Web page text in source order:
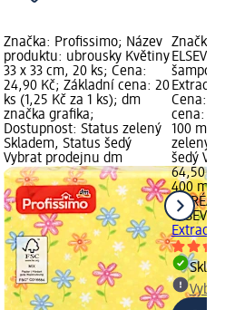
Značka: Profissimo; Název
produktu: ubrousky Květiny
33 x 33 cm, 20 ks; Cena:
24,90 Kč; Základní cena: 20
ks (1,25 Kč za 1 ks); dm
značka grafika;
Dostupnost: Status zelený
Skladem, Status šedý
Vybrat prodejnu dm
Značka:
šampon
Cena:
cena:
100 ml);
zelený
šedý
64,50 Kč
400 ml
ELSEVE